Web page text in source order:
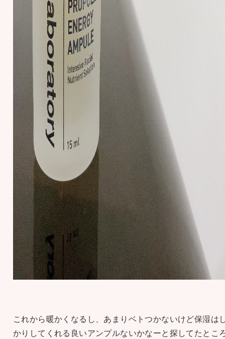
これから暖かくなるし、あまりベトつかないけど保湿は
かりしてくれる良いアンプルないかなーと探してたとこ